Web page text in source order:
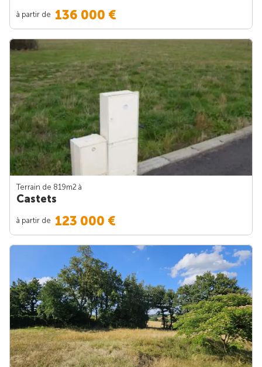
à partir de 136 000 €
Terrain de 819m2 à
Castets
à partir de 123 000 €